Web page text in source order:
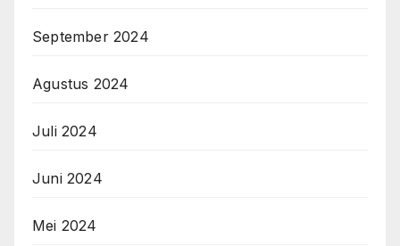
September 2024
Agustus 2024
Juli 2024
Juni 2024
Mei 2024